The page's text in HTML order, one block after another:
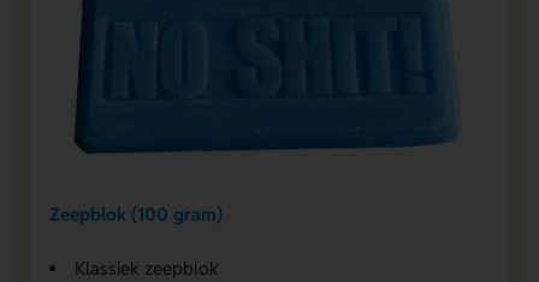
Zeepblok (100 gram)
Klassiek zeepblok